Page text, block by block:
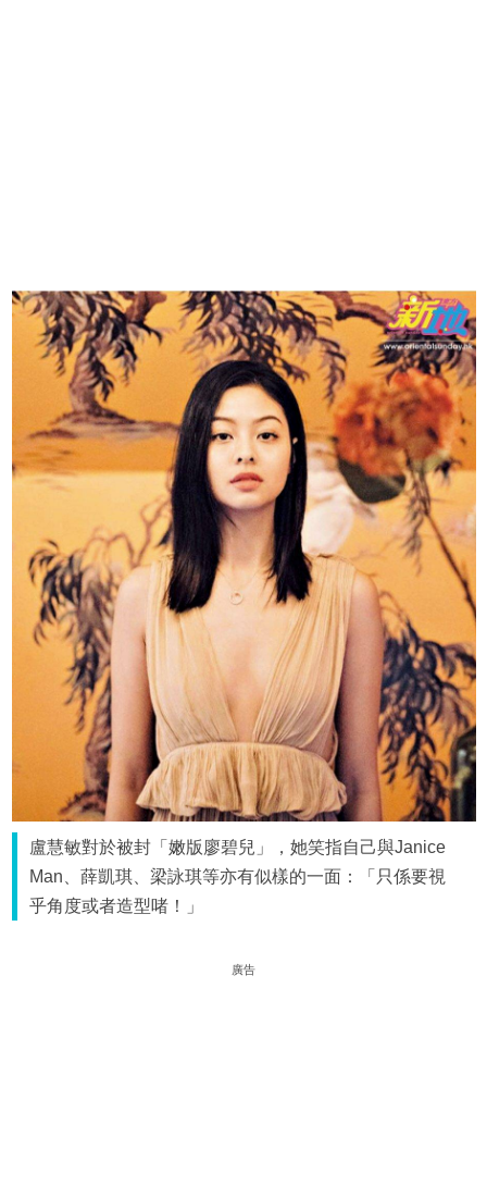
盧慧敏對於被封「嫩版廖碧兒」，她笑指自己與Janice
Man、薛凱琪、梁詠琪等亦有似樣的一面：「只係要視
乎角度或者造型啫！」
廣告